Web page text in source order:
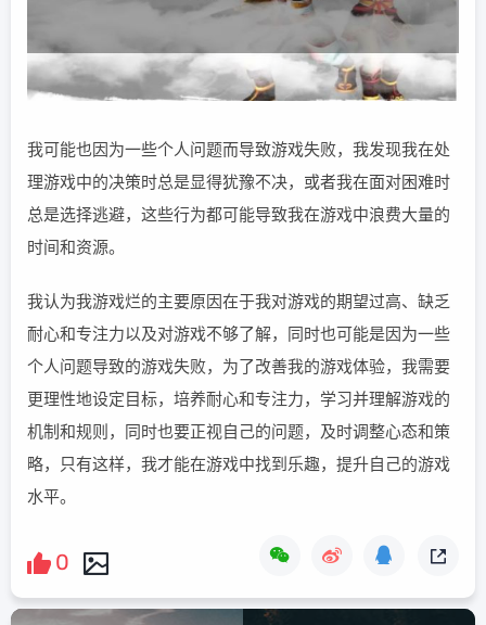
我可能也因为一些个人问题而导致游戏失败，我发现我在处
理游戏中的决策时总是显得犹豫不决，或者我在面对困难时
总是选择逃避，这些行为都可能导致我在游戏中浪费大量的
时间和资源。
我认为我游戏烂的主要原因在于我对游戏的期望过高、缺乏
耐心和专注力以及对游戏不够了解，同时也可能是因为一些
个人问题导致的游戏失败，为了改善我的游戏体验，我需要
更理性地设定目标，培养耐心和专注力，学习并理解游戏的
机制和规则，同时也要正视自己的问题，及时调整心态和策
略，只有这样，我才能在游戏中找到乐趣，提升自己的游戏
水平。
0